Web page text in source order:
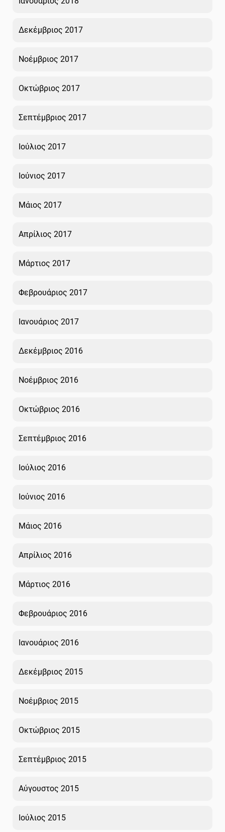
Δεκέμβριος 2017
Νοέμβριος 2017
Οκτώβριος 2017
Σεπτέμβριος 2017
Ιούλιος 2017
Ιούνιος 2017
Μάιος 2017
Απρίλιος 2017
Μάρτιος 2017
Φεβρουάριος 2017
Ιανουάριος 2017
Δεκέμβριος 2016
Νοέμβριος 2016
Οκτώβριος 2016
Σεπτέμβριος 2016
Ιούλιος 2016
Ιούνιος 2016
Μάιος 2016
Απρίλιος 2016
Μάρτιος 2016
Φεβρουάριος 2016
Ιανουάριος 2016
Δεκέμβριος 2015
Νοέμβριος 2015
Οκτώβριος 2015
Σεπτέμβριος 2015
Αύγουστος 2015
Ιούλιος 2015